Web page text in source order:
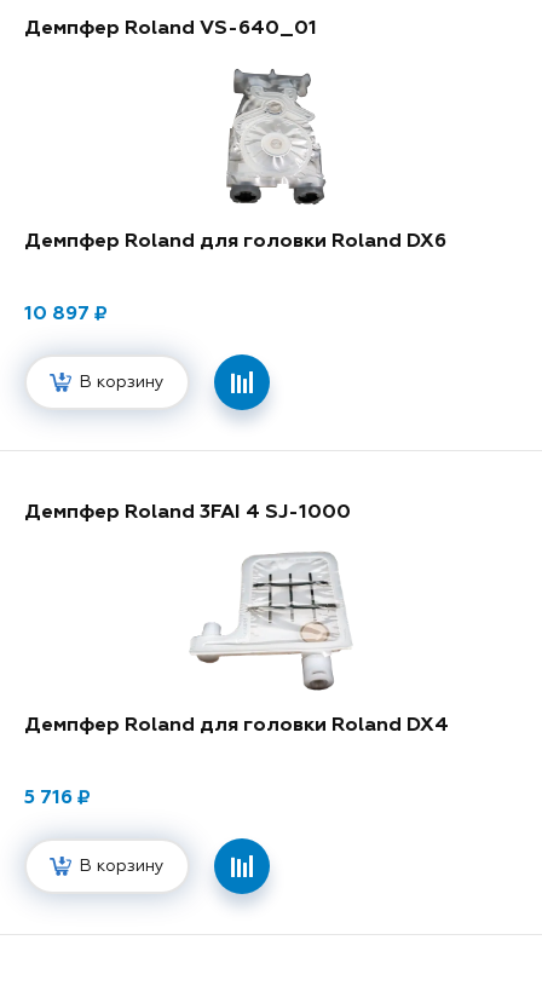
Демпфер Roland VS-640_01
Демпфер Roland для головки Roland DX6
10 897
В корзину
Демпфер Roland 3FAI 4 SJ-1000
Демпфер Roland для головки Roland DX4
5 716
В корзину